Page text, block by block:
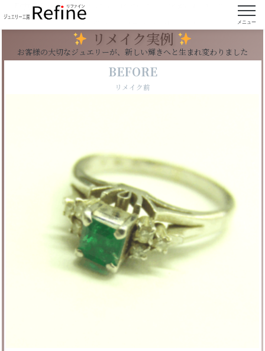
メニュー
【実例187】エメラルドのリングをオリジナルの
ペンダントにリフォーム
リメイク実例
お客様の大切なジュエリーが、新しい輝きへと生まれ変わりました
BEFORE
リメイク前